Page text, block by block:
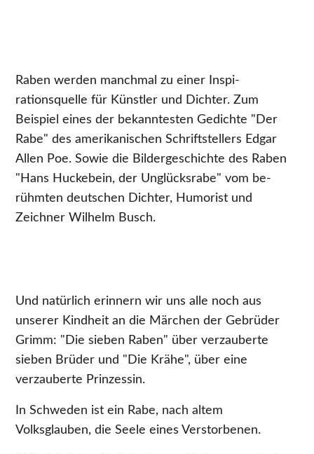
Raben werden manchmal zu einer Inspi-
rationsquelle für Künstler und Dichter. Zum
Beispiel eines der bekanntesten Gedichte "Der
Rabe" des amerikanischen Schriftstellers Edgar
Allen Poe. Sowie die Bildergeschichte des Raben
"Hans Huckebein, der Unglücksrabe" vom be-
rühmten deutschen Dichter, Humorist und
Zeichner Wilhelm Busch.
Und natürlich erinnern wir uns alle noch aus
unserer Kindheit an die Märchen der Gebrüder
Grimm: "Die sieben Raben" über verzauberte
sieben Brüder und "Die Krähe", über eine
verzauberte Prinzessin.
In Schweden ist ein Rabe, nach altem
Volksglauben, die Seele eines Verstorbenen.